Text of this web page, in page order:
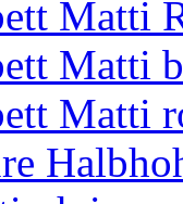
Matti
Matti
Matti